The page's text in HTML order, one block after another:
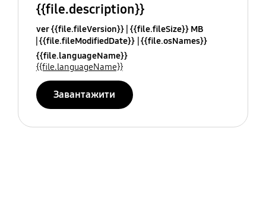
{{file.description}}
ver {{file.fileVersion}} {{file.fileSize}} MB
{{file.fileModifiedDate}} {{file.osNames}}
{{file.languageName}}
{{file.languageName}}
Завантажити